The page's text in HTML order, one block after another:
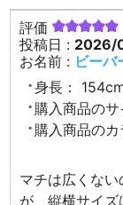
評価
投稿日 : 2026/
お名前 : ビー
身長：
購入商品のサ
購入商品のカ
マチは広くな
が、縦横サイ